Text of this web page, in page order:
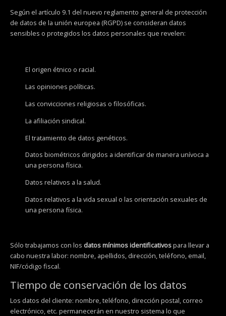
Según el artículo 9.1 del nuevo reglamento general de protección
de datos de la unión europea (RGPD) se consideran datos
sensibles o protegidos los datos personales que revelen:
El origen étnico o racial.
Las opiniones políticas.
Las convicciones religiosas o filosóficas.
La afiliación sindical.
El tratamiento de datos genéticos.
Datos biométricos dirigidos a identificar de manera unívoca a
una persona física.
Datos relativos a la salud.
Datos relativos a la vida sexual o las orientación sexuales de
una persona física.
Sólo trabajamos con los datos mínimos identificativospara llevar a
cabo nuestra labor: nombre, apellidos, dirección, teléfono, email,
NIF/código fiscal.
Tiempo de conservación de los datos
Los datos del cliente: nombre, teléfono, dirección postal, correo
electrónico, etc. permanecerán en nuestro sistema lo que